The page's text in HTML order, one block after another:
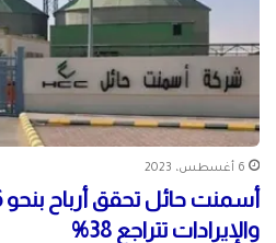
6 أغسطس، 2023
والإيرادات تتراجع 38%